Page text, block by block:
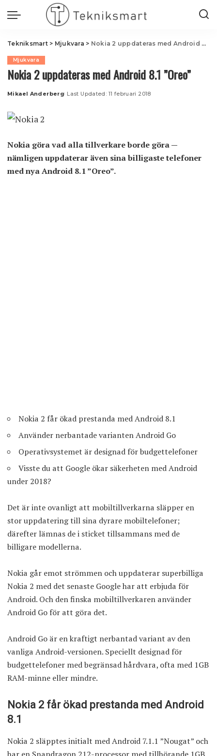
Tekniksmart> Mjukvara > Nokia 2 uppdateras med Android 8.1 ”Oreo”
Mjukvara
Nokia 2 uppdateras med Android 8.1 ”Oreo”
Posted
Mikael Anderberg Last Updated: 11 februari 2018
Nokia göra vad alla tillverkare borde göra —
nämligen uppdaterar även sina billigaste telefoner
med nya Android 8.1 ”Oreo”.
Nokia 2 får ökad prestanda med Android 8.1
Använder nerbantade varianten Android Go
Operativsystemet är designad för budgettelefoner
Visste du att Google ökar säkerheten med Android
under 2018?
Det är inte ovanligt att mobiltillverkarna släpper en
stor uppdatering till sina dyrare mobiltelefoner;
därefter lämnas de i sticket tillsammans med de
billigare modellerna.
Nokia går emot strömmen och uppdaterar superbilliga
Nokia 2 med det senaste Googlehar att erbjuda för
Android. Och den finska mobiltillverkaren använder
Android Go för att göra det.
Android Go är en kraftigt nerbantad variant av den
vanliga Android-versionen. Speciellt designad för
budgettelefoner med begränsad hårdvara, ofta med 1GB
RAM-minne eller mindre.
Nokia 2 får ökad prestanda med Android
8.1
Nokia 2 släpptes initialt med Android 7.1.1 ”Nougat” och